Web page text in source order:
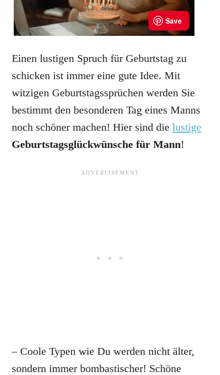
Einen lustigen Spruch für Geburtstag zu
schicken ist immer eine gute Idee. Mit
witzigen Geburtstagssprüchen werden Sie
bestimmt den besonderen Tag eines Manns
noch schöner machen! Hier sind die lustige
Geburtstagsglückwünsche für Mann!
– Coole Typen wie Du werden nicht älter,
sondern immer bombastischer! Schöne